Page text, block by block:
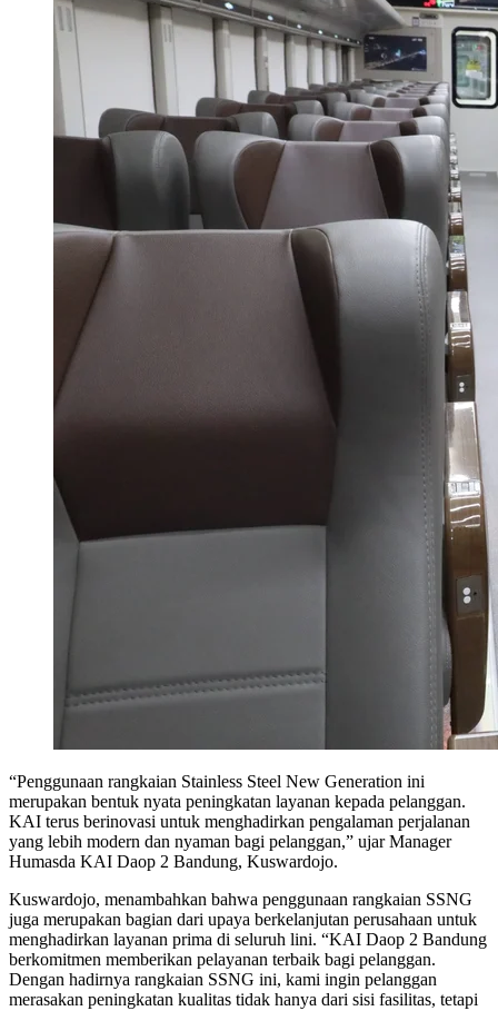
“Penggunaan rangkaian Stainless Steel New Generation ini
merupakan bentuk nyata peningkatan layanan kepada pelanggan.
KAI terus berinovasi untuk menghadirkan pengalaman perjalanan
yang lebih modern dan nyaman bagi pelanggan,” ujar Manager
Humasda KAI Daop 2 Bandung, Kuswardojo.
Kuswardojo, menambahkan bahwa penggunaan rangkaian SSNG
juga merupakan bagian dari upaya berkelanjutan perusahaan untuk
menghadirkan layanan prima di seluruh lini. “KAI Daop 2 Bandung
berkomitmen memberikan pelayanan terbaik bagi pelanggan.
Dengan hadirnya rangkaian SSNG ini, kami ingin pelanggan
merasakan peningkatan kualitas tidak hanya dari sisi fasilitas, tetapi